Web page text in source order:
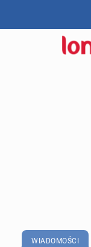
WIADOMOŚCI